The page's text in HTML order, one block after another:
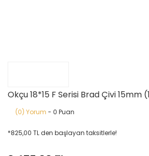
Okçu 18*15 F Serisi Brad Çivi 15mm
(0) Yorum - 0 Puan
*825,00 TL den başlayan taksitlerle!